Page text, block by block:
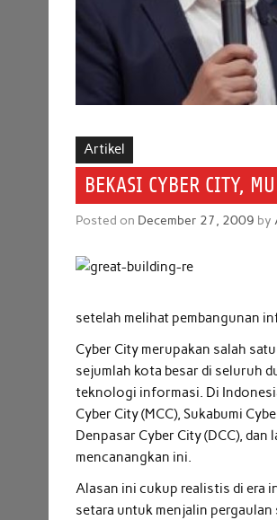
Artikel
BEKASI CYBER CITY,
Posted on December 27, 2009 by
setelah melihat pembangunan
Cyber City merupakan salah
sejumlah kota besar di seluruh
teknologi informasi. Di
Cyber City (MCC), Sukabumi
Denpasar Cyber City (DCC),
mencanangkan ini.
Alasan ini cukup realistis di era
setara untuk menjalin